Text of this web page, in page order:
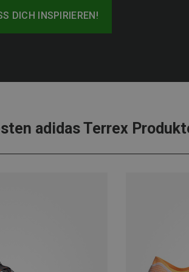
DICH INSPIRIEREN!
adidas Terrex